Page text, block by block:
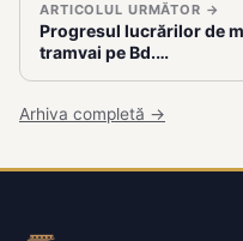
ARTICOLUL URMĂTOR →
Progresul lucrărilor de
tramvai pe Bd.…
Arhiva completă →